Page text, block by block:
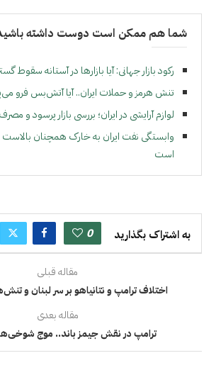
شما هم ممکن است دوست داشته
رکود بازار جهانی: آیا بازارها در آستانه سقوط
تنش هرمز و حملات ایران.. آیا آتش‌بس فرو
لوازم آرایشی در ایران؛ بررسی بازار پرسود و
وابستگی نفت ایران به خارک همچنان
است
به اشتراک بگذارید 0
مقاله قبلی
اختلاف ترامپ و نتانیاهو بر سر لبنان و
مقاله بعدی
ترامپ در نقش جیمز باند.. موج شوخی‌ها